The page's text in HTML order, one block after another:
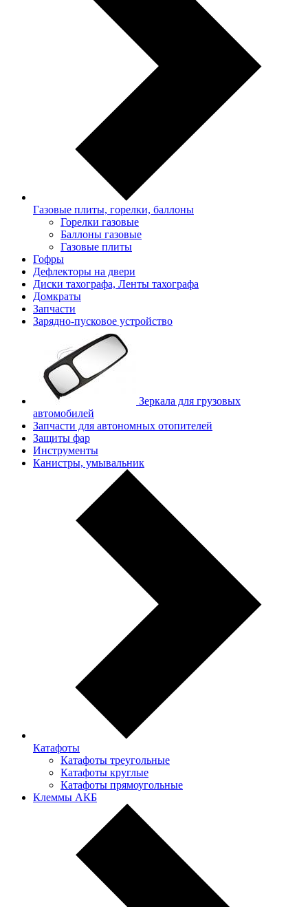
Газовые плиты, горелки, баллоны
Горелки газовые
Баллоны газовые
Газовые плиты
Гофры
Дефлекторы на двери
Диски тахографа, Ленты тахографа
Домкраты
Запчасти
Зарядно-пусковое устройство
Зеркала для грузовых
автомобилей
Запчасти для автономных отопителей
Защиты фар
Инструменты
Канистры, умывальник
Катафоты
Катафоты треугольные
Катафоты круглые
Катафоты прямоугольные
Клеммы АКБ